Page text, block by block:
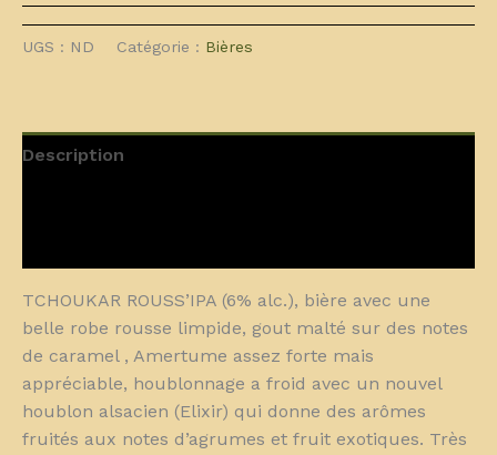
UGS : ND Catégorie : Bières
Description
TCHOUKAR ROUSS’IPA (6% alc.), bière avec une
belle robe rousse limpide, gout malté sur des notes
de caramel , Amertume assez forte mais
appréciable, houblonnage a froid avec un nouvel
houblon alsacien (Elixir) qui donne des arômes
fruités aux notes d’agrumes et fruit exotiques. Très